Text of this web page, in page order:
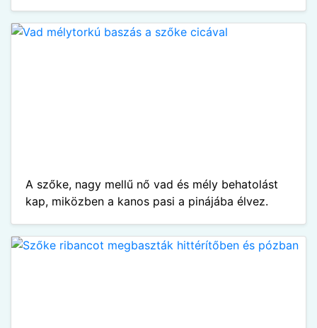
A szőke, nagy mellű nő vad és mély behatolást
kap, miközben a kanos pasi a pinájába élvez.